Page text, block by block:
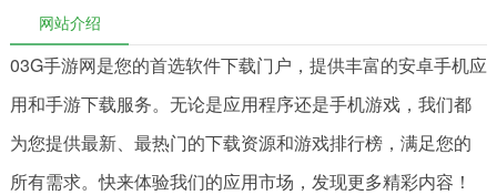
网站介绍
03G手游网是您的首选软件下载门户，提供丰富的安卓手机应
用和手游下载服务。无论是应用程序还是手机游戏，我们都
为您提供最新、最热门的下载资源和游戏排行榜，满足您的
所有需求。快来体验我们的应用市场，发现更多精彩内容！